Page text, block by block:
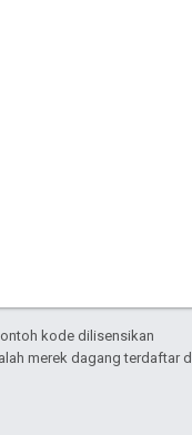
kode dilisensikan
merek dagang terdaftar